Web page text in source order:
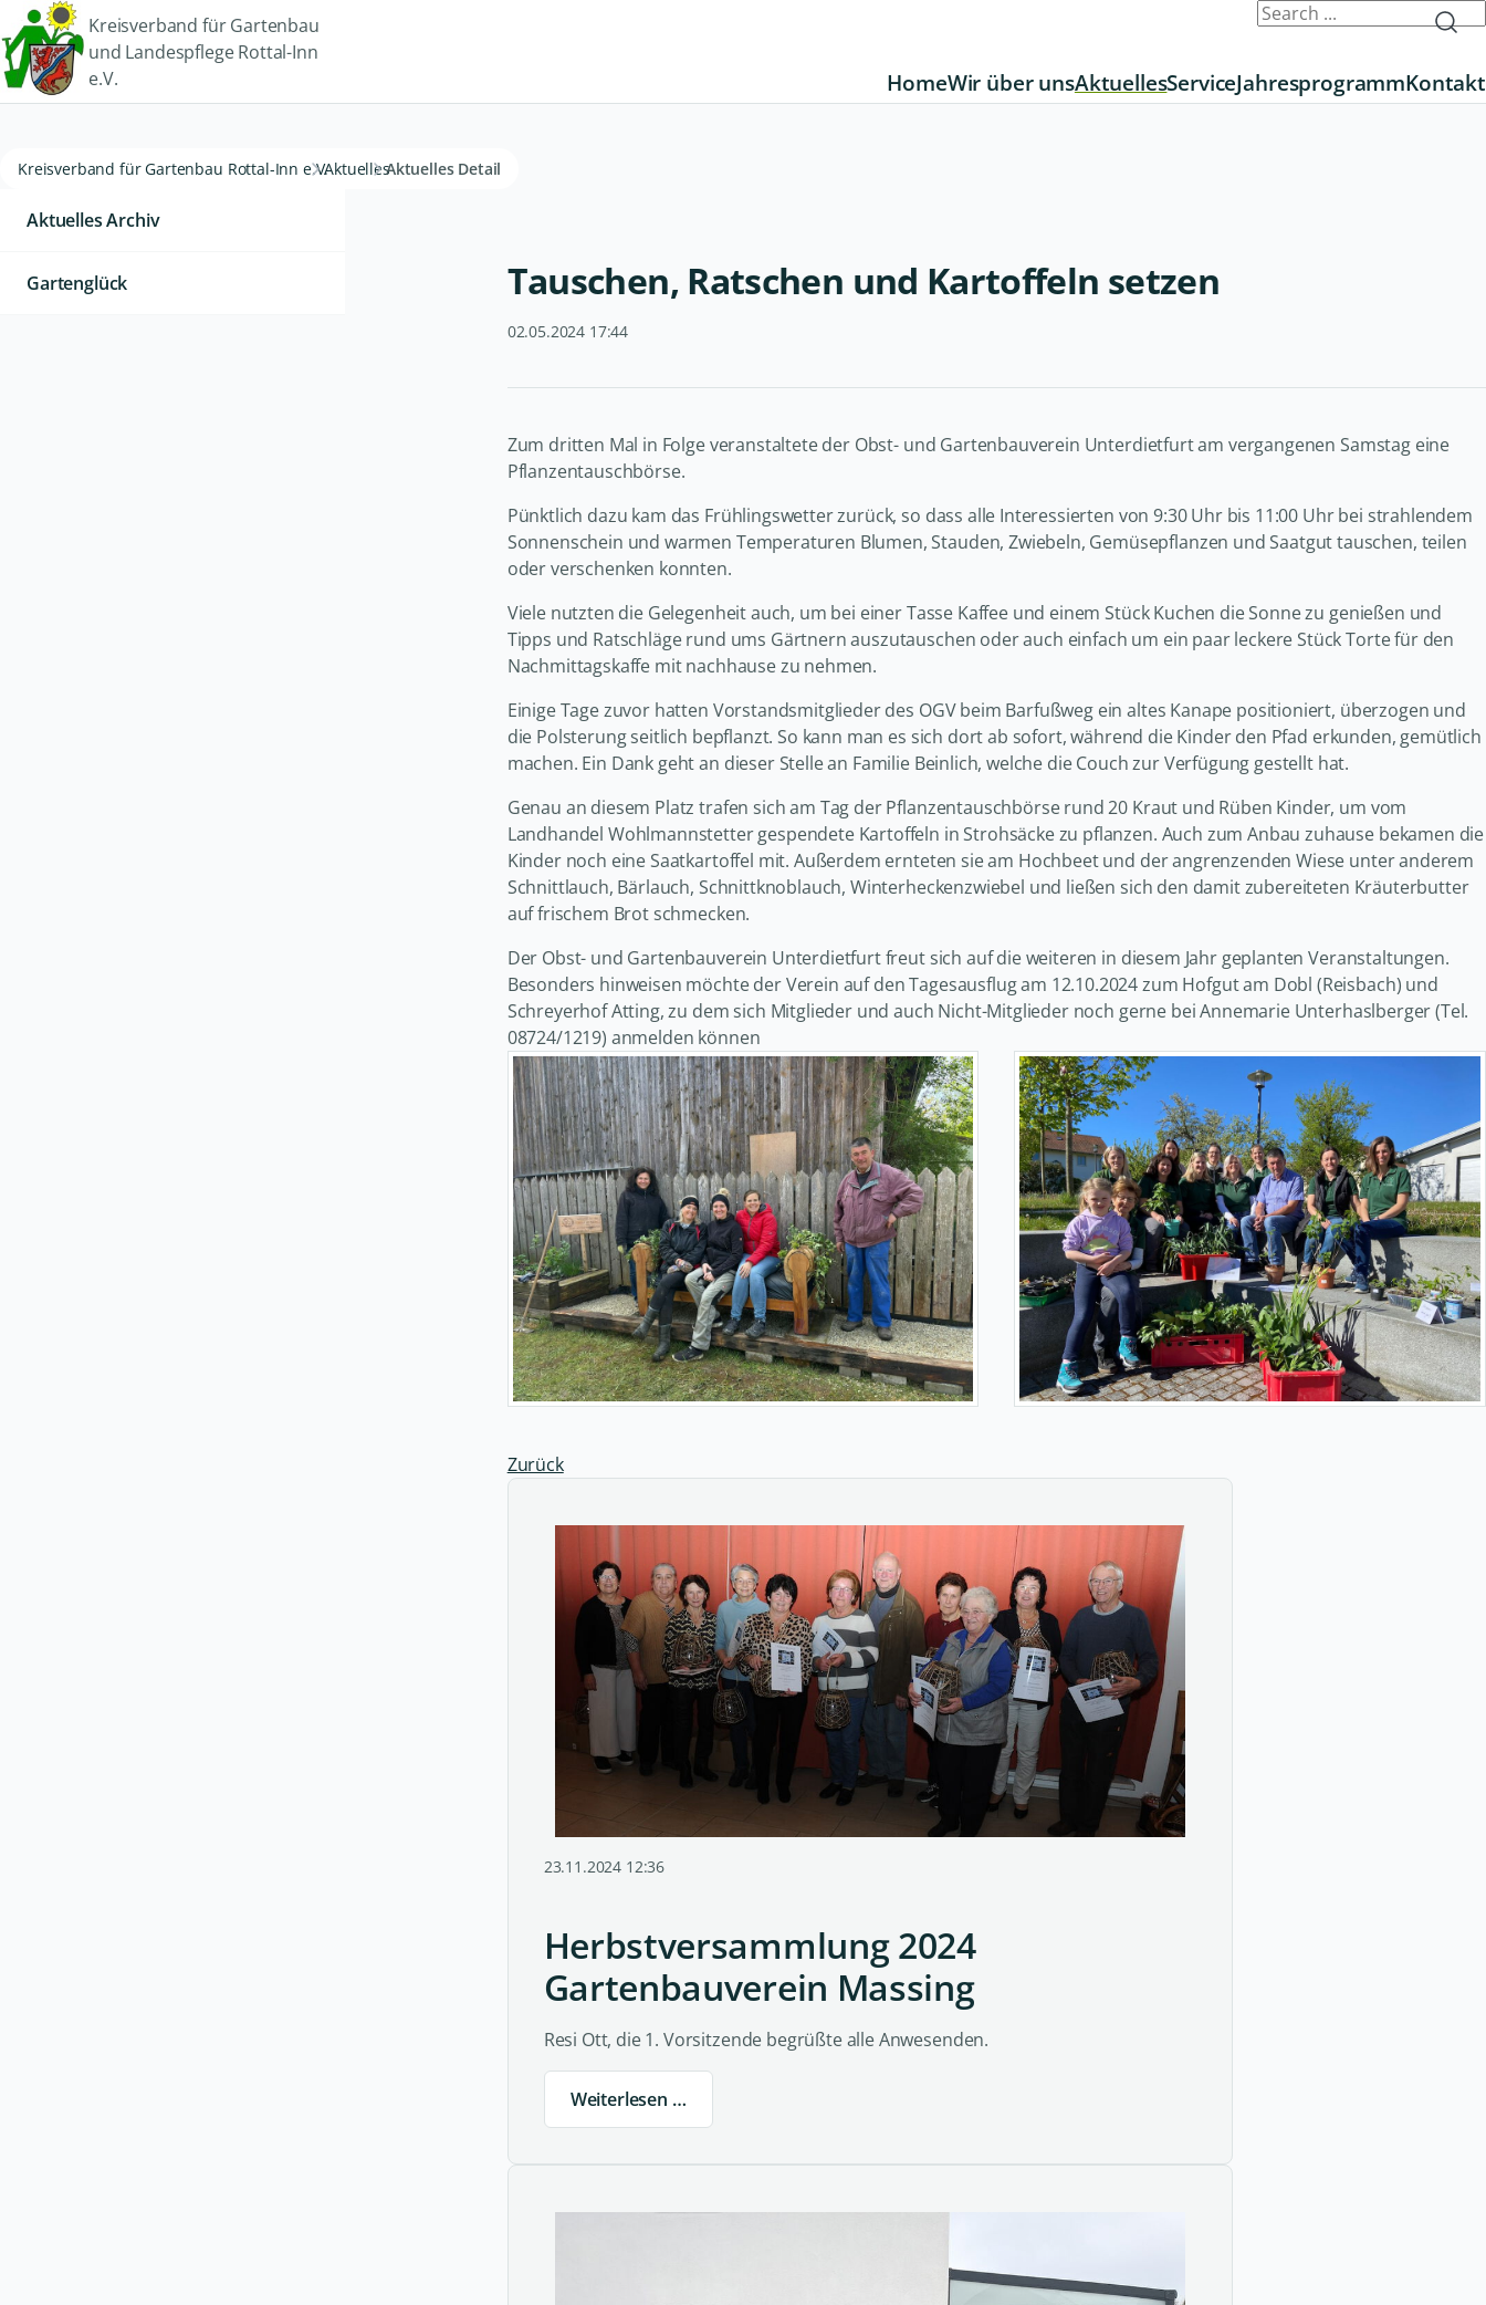
Kreisverband für Gartenbau
und Landespflege Rottal-Inn
e.V.
HomeWir über unsAktuellesServiceJahresprogrammKontakt
Kreisverband für Gartenbau Rottal-Inn e.V.AktuellesAktuelles Detail
Tauschen, Ratschen und Kartoffeln setzen
02.05.2024 17:44
Zum dritten Mal in Folge veranstaltete der Obst- und Gartenbauverein Unterdietfurt am vergangenen Samstag eine
Pflanzentauschbörse.
Pünktlich dazu kam das Frühlingswetter zurück, so dass alle Interessierten von 9:30 Uhr bis 11:00 Uhr bei strahlendem
Sonnenschein und warmen Temperaturen Blumen, Stauden, Zwiebeln, Gemüsepflanzen und Saatgut tauschen, teilen
oder verschenken konnten.
Viele nutzten die Gelegenheit auch, um bei einer Tasse Kaffee und einem Stück Kuchen die Sonne zu genießen und
Tipps und Ratschläge rund ums Gärtnern auszutauschen oder auch einfach um ein paar leckere Stück Torte für den
Nachmittagskaffe mit nachhause zu nehmen.
Einige Tage zuvor hatten Vorstandsmitglieder des OGV beim Barfußweg ein altes Kanape positioniert, überzogen und
die Polsterung seitlich bepflanzt. So kann man es sich dort ab sofort, während die Kinder den Pfad erkunden, gemütlich
machen. Ein Dank geht an dieser Stelle an Familie Beinlich, welche die Couch zur Verfügung gestellt hat.
Genau an diesem Platz trafen sich am Tag der Pflanzentauschbörse rund 20 Kraut und Rüben Kinder, um vom
Landhandel Wohlmannstetter gespendete Kartoffeln in Strohsäcke zu pflanzen. Auch zum Anbau zuhause bekamen die
Kinder noch eine Saatkartoffel mit. Außerdem ernteten sie am Hochbeet und der angrenzenden Wiese unter anderem
Schnittlauch, Bärlauch, Schnittknoblauch, Winterheckenzwiebel und ließen sich den damit zubereiteten Kräuterbutter
auf frischem Brot schmecken.
Der Obst- und Gartenbauverein Unterdietfurt freut sich auf die weiteren in diesem Jahr geplanten Veranstaltungen.
Besonders hinweisen möchte der Verein auf den Tagesausflug am 12.10.2024 zum Hofgut am Dobl (Reisbach) und
Schreyerhof Atting, zu dem sich Mitglieder und auch Nicht-Mitglieder noch gerne bei Annemarie Unterhaslberger (Tel.
08724/1219) anmelden können
Zurück
23.11.2024 12:36
Herbstversammlung 2024
Gartenbauverein Massing
Resi Ott, die 1. Vorsitzende begrüßte alle Anwesenden.
Weiterlesen …
Aktuelles Archiv
Gartenglück